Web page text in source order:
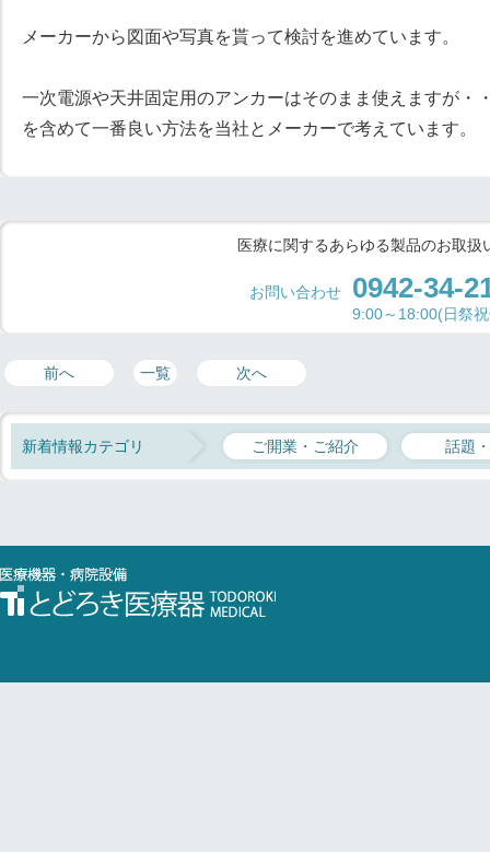
メーカーから図面や写真を貰って検討を進めています。
一次電源や天井固定用のアンカーはそのまま使えますが・
を含めて一番良い方法を当社とメーカーで考えています。
医療に関するあらゆる製品のお取
お問い合わせ 0942-34-
9:00～18:00(日祭
前へ 一覧 次へ
新着情報カテゴリ ご開業・ご紹介 話題